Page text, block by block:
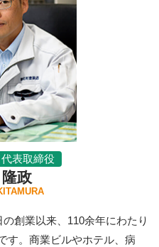
表取締役
政
創業以来、110余年にわたり
す。商業ビルやホテル、病